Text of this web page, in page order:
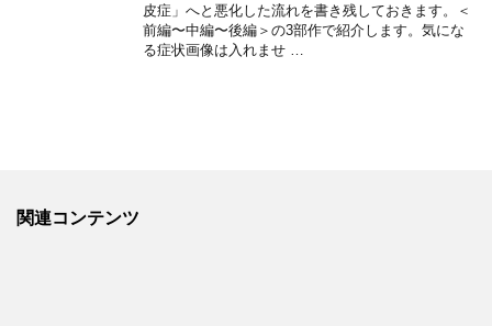
皮症」へと悪化した流れを書き残しておきます。＜
前編〜中編〜後編＞の3部作で紹介します。気にな
る症状画像は入れませ …
関連コンテンツ